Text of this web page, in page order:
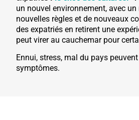
un nouvel environnement, avec
nouvelles règles et de nouveaux
des expatriés en retirent une
peut virer au cauchemar pour
Ennui, stress, mal du pays
symptômes.